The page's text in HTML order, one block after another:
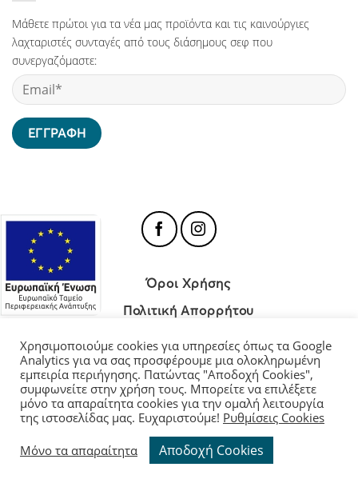
Μάθετε πρώτοι για τα νέα μας προϊόντα και τις καινούργιες
λαχταριστές συνταγές από τους διάσημους σεφ που
συνεργαζόμαστε:
Όροι Χρήσης
Πολιτική Απορρήτου
Πολιτική Cookies
Διαχείριση Cookies
Copyright 2026 ©Moutevelis.gr| All rights reserved.
Website and Premium Managed Hosting byClickProject.gr
Χρησιμοποιούμε cookies για υπηρεσίες όπως τα Google
Analytics για να σας προσφέρουμε μια ολοκληρωμένη
εμπειρία περιήγησης. Πατώντας "Αποδοχή Cookies",
συμφωνείτε στην χρήση τους. Μπορείτε να επιλέξετε
μόνο τα απαραίτητα cookies για την ομαλή λειτουργία
της ιστοσελίδας μας. Ευχαριστούμε! Ρυθμίσεις Cookies
Μόνο τα απαραίτητα Αποδοχή Cookies